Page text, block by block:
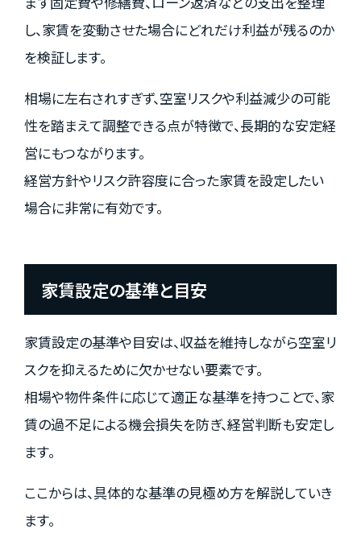
し、家賃を変動させた場合にどれだけ利益が残るのか
を検証します。
相場に左右されすぎず、空室リスクや利益減少の可能
性を踏まえて調整できる点が特徴で、長期的な安定経
営にもつながります。
経営方針やリスク許容度に合った家賃を設定したい
場合に非常に有効です。
家賃設定の基準と目安
家賃設定の基準や目安は、収益を維持しながら空室リ
スクを抑えるために欠かせない要素です。
相場や物件条件に応じて適正な基準を持つことで、家
賃の過不足による機会損失を防ぎ、経営判断も安定し
ます。
ここからは、具体的な基準の見極め方を解説していき
ます。